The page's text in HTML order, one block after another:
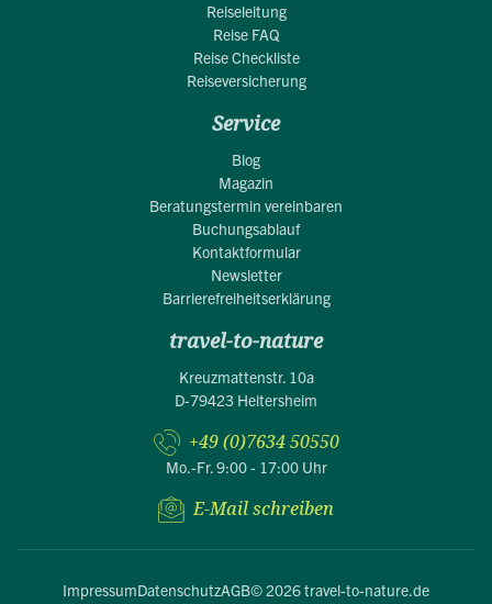
Reiseleitung
Reise FAQ
Reise Checkliste
Reiseversicherung
Service
Blog
Magazin
Beratungstermin vereinbaren
Buchungsablauf
Kontaktformular
Newsletter
Barrierefreiheitserklärung
travel-to-nature
Kreuzmattenstr. 10a
D-79423 Heitersheim
+49 (0)7634 50550
Mo.-Fr. 9:00 - 17:00 Uhr
E-Mail schreiben
ImpressumDatenschutzAGB© 2026 travel-to-nature.de